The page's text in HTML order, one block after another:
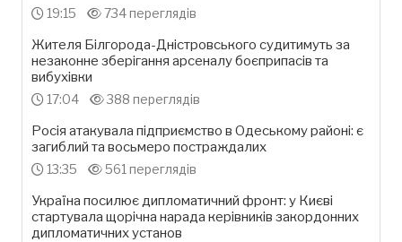
19:15 734 переглядів
Жителя Білгорода-Дністровського судитимуть за
незаконне зберігання арсеналу боєприпасів та
вибухівки
17:04 388 переглядів
Росія атакувала підприємство в Одеському районі: є
загиблий та восьмеро постраждалих
13:35 561 переглядів
Україна посилює дипломатичний фронт: у Києві
стартувала щорічна нарада керівників закордонних
дипломатичних установ